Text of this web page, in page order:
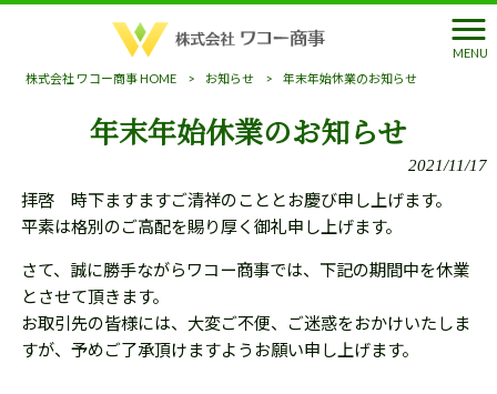
MENU
株式会社 ワコー商事 HOME
> お知らせ > 年末年始休業のお知らせ
年末年始休業のお知らせ
2021/11/17
拝啓 時下ますますご清祥のこととお慶び申し上げます。
平素は格別のご高配を賜り厚く御礼申し上げます。
さて、誠に勝手ながらワコー商事では、下記の期間中を休業
とさせて頂きます。
お取引先の皆様には、大変ご不便、ご迷惑をおかけいたしま
すが、予めご了承頂けますようお願い申し上げます。